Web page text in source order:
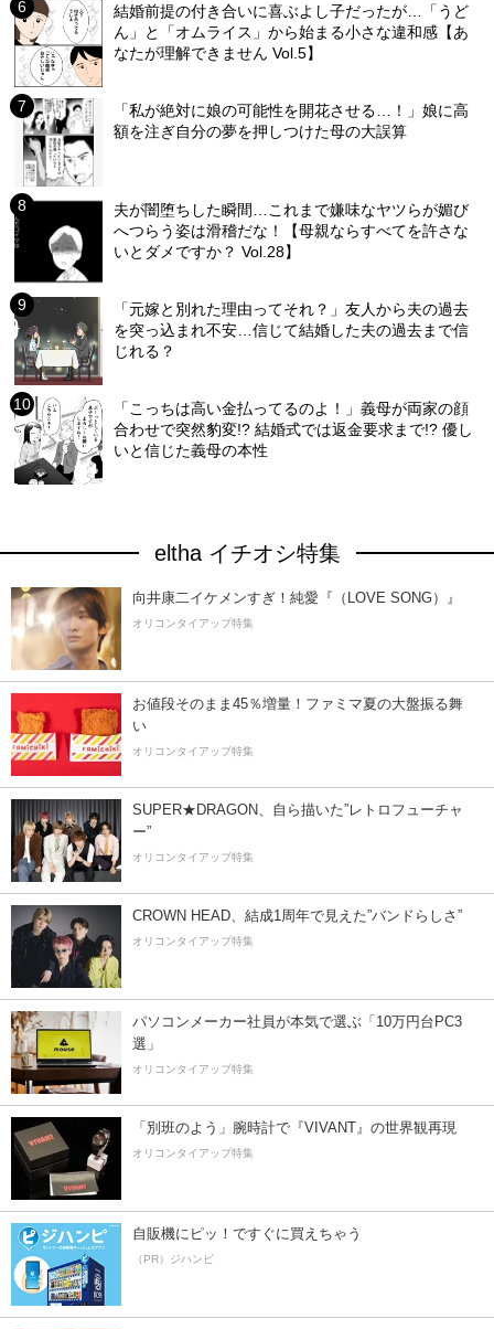
結婚前提の付き合いに喜ぶよし子だったが…「うど
ん」と「オムライス」から始まる小さな違和感【あ
なたが理解できません Vol.5】
「私が絶対に娘の可能性を開花させる…！」娘に高
額を注ぎ自分の夢を押しつけた母の大誤算
夫が闇堕ちした瞬間…これまで嫌味なヤツらが媚び
へつらう姿は滑稽だな！【母親ならすべてを許さな
いとダメですか？ Vol.28】
「元嫁と別れた理由ってそれ？」友人から夫の過去
を突っ込まれ不安…信じて結婚した夫の過去まで信
じれる？
「こっちは高い金払ってるのよ！」義母が両家の顔
合わせで突然豹変!? 結婚式では返金要求まで!? 優し
いと信じた義母の本性
eltha イチオシ特集
向井康二イケメンすぎ！純愛『（LOVE SONG）』
オリコンタイアップ特集
お値段そのまま45％増量！ファミマ夏の大盤振る舞
い
オリコンタイアップ特集
SUPER★DRAGON、自ら描いた”レトロフューチャ
ー”
オリコンタイアップ特集
CROWN HEAD、結成1周年で見えた”バンドらしさ”
オリコンタイアップ特集
パソコンメーカー社員が本気で選ぶ「10万円台PC3
選」
オリコンタイアップ特集
「別班のよう」腕時計で『VIVANT』の世界観再現
オリコンタイアップ特集
自販機にピッ！ですぐに買えちゃう
（PR）ジハンピ